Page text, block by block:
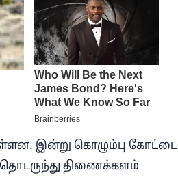
இன்று கொழும்பு கோட்டை
திணைக்களம்